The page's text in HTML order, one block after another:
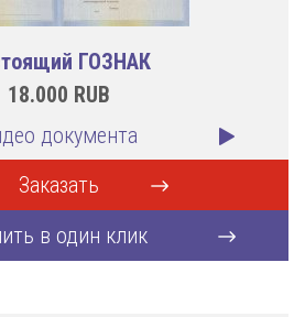
ГОЗНАК
18.000 RUB
документа
Заказать
в один клик